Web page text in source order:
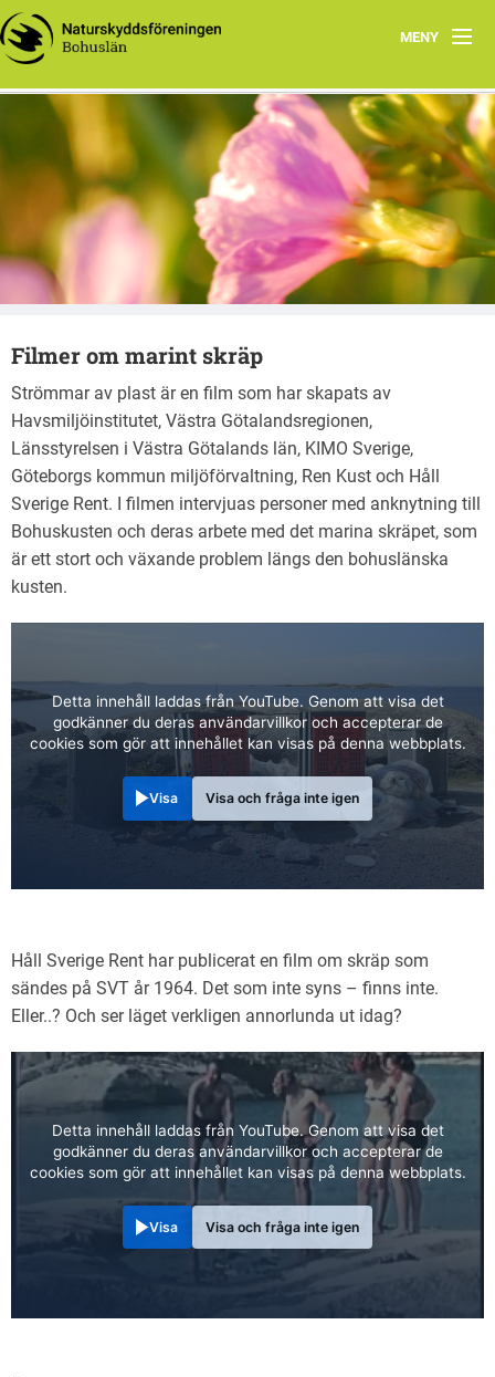
MENY
Om NiB
Aktiviteter
Nätverket västerhavet
Dokument
Lokala kretsar
Naturskyddsföreningen i Bohuslän
Filmer om marint skräp
Strömmar av plast är en film som har skapats av
Havsmiljöinstitutet, Västra Götalandsregionen,
Länsstyrelsen i Västra Götalands län, KIMO Sverige,
Göteborgs kommun miljöförvaltning, Ren Kust och Håll
Sverige Rent. I filmen intervjuas personer med anknytning till
Bohuskusten och deras arbete med det marina skräpet, som
är ett stort och växande problem längs den bohuslänska
kusten.
Detta innehåll laddas från YouTube. Genom att visa det
godkänner du deras användarvillkor och accepterar de
cookies som gör att innehållet kan visas på denna webbplats.
Visa Visa och fråga inte igen
Håll Sverige Rent har publicerat en film om skräp som
sändes på SVT år 1964. Det som inte syns – finns inte.
Eller..? Och ser läget verkligen annorlunda ut idag?
Detta innehåll laddas från YouTube. Genom att visa det
godkänner du deras användarvillkor och accepterar de
cookies som gör att innehållet kan visas på denna webbplats.
Visa Visa och fråga inte igen